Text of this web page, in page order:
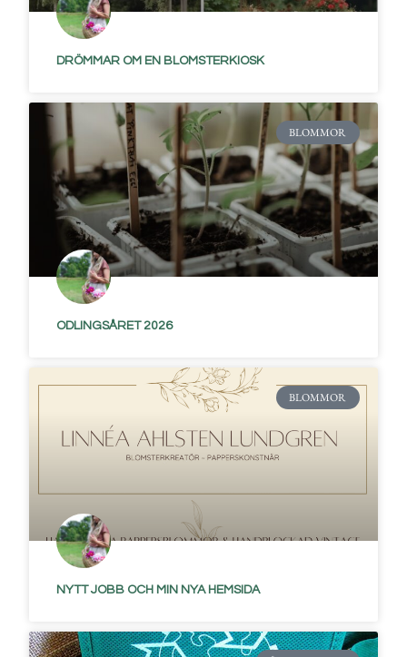
DRÖMMAR OM EN BLOMSTERKIOSK
BLOMMOR
ODLINGSÅRET 2026
BLOMMOR
NYTT JOBB OCH MIN NYA HEMSIDA